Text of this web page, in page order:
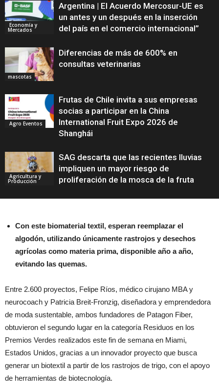
Economía y
Mercados
Argentina | El Acuerdo Mercosur-UE es
un antes y un después en la inserción
del país en el comercio internacional”
mascotas
Diferencias de más de 600% en
consultas veterinarias
Agro Eventos
Frutas de Chile invita a sus empresas
socias a participar en la China
International Fruit Expo 2026 de
Shanghái
Agricultura y
Producción
SAG descarta que las recientes lluvias
impliquen un mayor riesgo de
proliferación de la mosca de la fruta
Con este biomaterial textil, esperan reemplazar el
algodón, utilizando únicamente rastrojos y desechos
agrícolas como materia prima, disponible año a año,
evitando las quemas.
Entre 2.600 proyectos, Felipe Ríos, médico cirujano MBA y
neurocoach y Patricia Breit-Fronzig, diseñadora y emprendedora
de moda sustentable, ambos fundadores de Patagon Fiber,
obtuvieron el segundo lugar en la categoría Residuos en los
Premios Verdes realizados este fin de semana en Miami,
Estados Unidos, gracias a un innovador proyecto que busca
generar un biotextil a partir de los rastrojos de trigo, con el apoyo
de herramientas de biotecnología.